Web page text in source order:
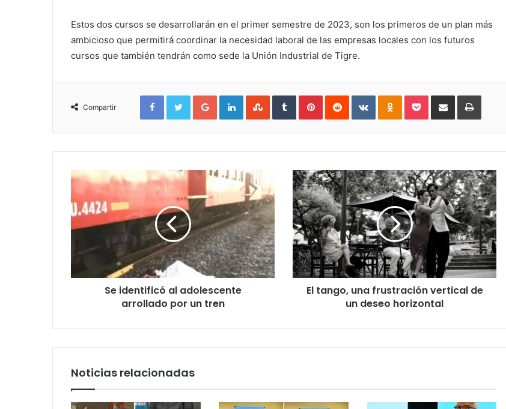
Estos dos cursos se desarrollarán en el primer semestre de 2023, son los primeros de un plan más
ambicioso que permitirá coordinar la necesidad laboral de las empresas locales con los futuros
cursos que también tendrán como sede la Unión Industrial de Tigre.
Compartir
FacebookTwitterGoogle+LinkedInStumbleUpon
TumblrPinterestReddit VKontakteOdnoklassniki
PocketCompartirImprimir
Se identificó al adolescente
arrollado por un tren
El tango, una frustración vertical de
un deseo horizontal
Noticias relacionadas